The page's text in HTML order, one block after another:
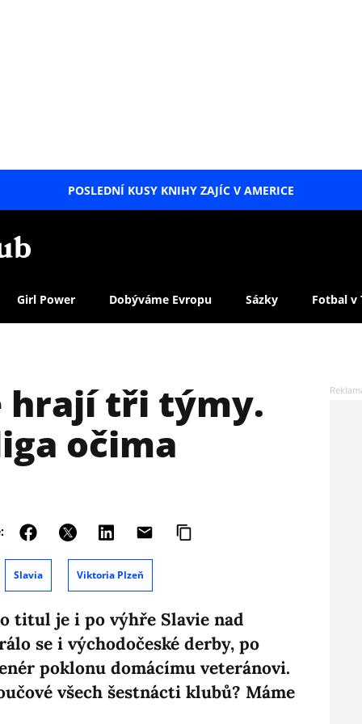
POSLEDNÍ KUSY KNIHY ZAJÍC V AMERICE
Girl Power Dobýváme Evropu Sázky Fotbal v
hrají tři týmy.
očima
Slavia Viktoria Plzeň
titul je i po výhře Slavie nad
se i východočeské derby, po
poklonu domácímu veteránovi.
všech šestnácti klubů? Máme